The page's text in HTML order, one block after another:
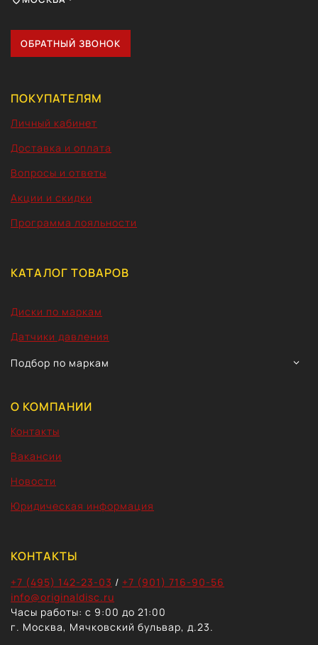
ОБРАТНЫЙ ЗВОНОК
ПОКУПАТЕЛЯМ
Личный кабинет
Доставка и оплата
Вопросы и ответы
Акции и скидки
Программа лояльности
КАТАЛОГ ТОВАРОВ
Диски по маркам
Датчики давления
Подбор по маркам
О КОМПАНИИ
Контакты
Вакансии
Новости
Юридическая информация
КОНТАКТЫ
+7 (495) 142-23-03 / +7 (901) 716-90-56
info@originaldisc.ru
Часы работы: с 9:00 до 21:00
г. Москва, Мячковский бульвар, д.23.